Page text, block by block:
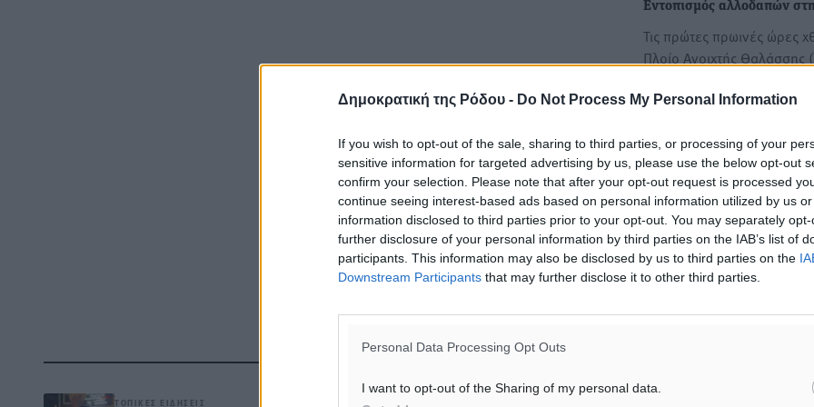
Δημοκρατική της Ρόδου - Do Not Process My Personal Information
If you wish to opt-out of the sale, sharing to third parties, or processing of your
sensitive information for targeted advertising by us, please use the below opt-out
confirm your selection. Please note that after your opt-out request is processed
continue seeing interest-based ads based on personal information utilized by us
information disclosed to third parties prior to your opt-out. You may separately
further disclosure of your personal information by third parties on the IAB’s list of
participants. This information may also be disclosed by us to third parties on the
Downstream Participants that may further disclose it to other third parties.
Personal Data Processing Opt Outs
I want to opt-out of the Sharing of my personal data.
Εντοπισμός αλλοδαπών
Τις πρώτες πρωινές ώρες
Πλοίο Ανοιχτής Θαλάσσης
σύλληψη του αλλοδαπού
διακινητή τους στη Σύμη -
Εντοπισμός αλλοδαπών
Τις πρώτες πρωινές ώρες
περιπολικό πλοίο Λ.Σ.-
οποίο βρισκόταν σε…
ΤΟΠΙΚΈΣ ΕΙΔΉΣΕΙΣ ΤΟΠΙΚΈΣ ΕΙΔΉΣΕΙΣ